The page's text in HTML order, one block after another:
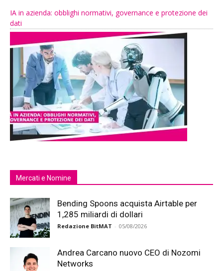
IA in azienda: obblighi normativi, governance e protezione dei
dati
Mercati e Nomine
Bending Spoons acquista Airtable per
1,285 miliardi di dollari
Redazione BitMAT - 05/08/2026
Andrea Carcano nuovo CEO di Nozomi
Networks